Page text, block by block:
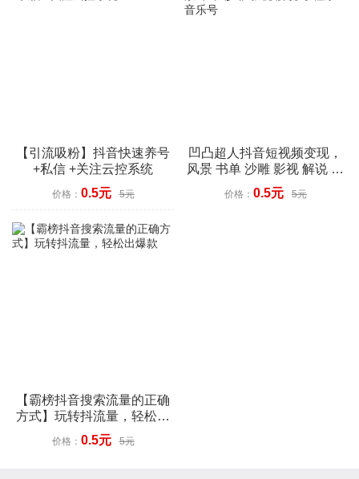
【引流吸粉】抖音快速养号
+私信 +关注云控系统
价格： 0.5元 5元
凹凸超人抖音短视频变现，
风景 书单 沙雕 影视 解说 小
程序 音乐号
价格： 0.5元 5元
【霸榜抖音搜索流量的正确
方式】玩转抖流量，轻松出
爆款
价格： 0.5元 5元